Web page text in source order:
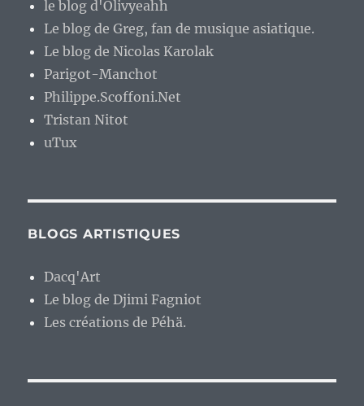
le blog d'Olivyeahh
Le blog de Greg, fan de musique asiatique.
Le blog de Nicolas Karolak
Parigot-Manchot
Philippe.Scoffoni.Net
Tristan Nitot
uTux
BLOGS ARTISTIQUES
Dacq'Art
Le blog de Djimi Fagniot
Les créations de Péhä.